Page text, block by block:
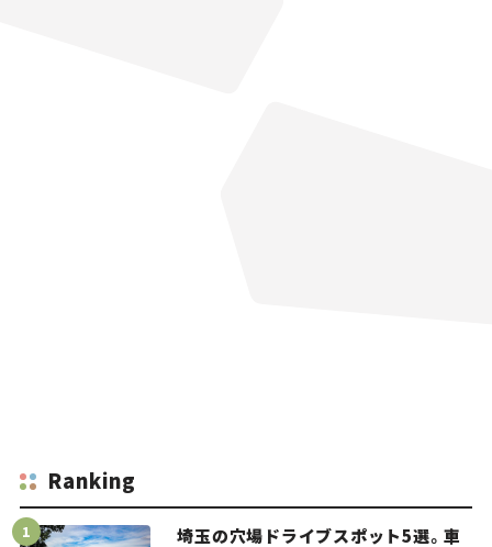
Ranking
埼玉の穴場ドライブスポット5選。車